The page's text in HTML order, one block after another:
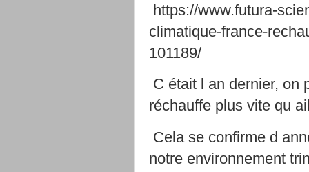
https://www.futura-
climatique-france-
101189/
C était l an dernier, on
réchauffe plus vite qu
Cela se confirme d
notre environnement